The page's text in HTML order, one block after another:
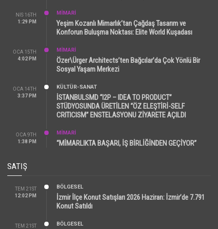
NIS 16TH
1:29 PM
MİMARİ
Yeşim Kozanlı Mimarlık’tan Çağdaş Tasarım ve
Konforun Buluşma Noktası: Elite World Kuşadası
OCA 15TH
4:02 PM
MİMARİ
Özer\Ürger Architects’ten Bağcılar’da Çok Yönlü Bir
Sosyal Yaşam Merkezi
OCA 14TH
3:37 PM
KÜLTÜR-SANAT
İSTANBULSMD “I2P – IDEA TO PRODUCT”
STÜDYOSUNDA ÜRETİLEN “ÖZ ELEŞTİRİ-SELF
CRITICISM” ENSTELASYONU ZİYARETE AÇILDI
OCA 9TH
1:38 PM
MİMARİ
“MİMARLIKTA BAŞARI, İŞ BİRLİĞİNDEN GEÇİYOR”
SATIŞ
TEM 21ST
12:02 PM
BÖLGESEL
İzmir İlçe Konut Satışları 2026 Haziran: İzmir’de 7.791
Konut Satıldı
TEM 21ST
BÖLGESEL